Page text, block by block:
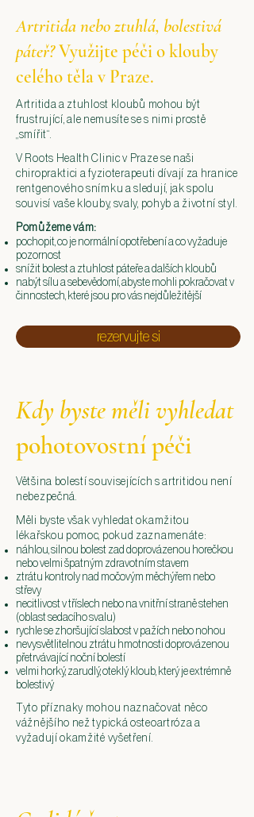
Artritida nebo ztuhlá, bolestivá
páteř?Využijte péči o klouby
celého těla v Praze.
Artritida a ztuhlost kloubů mohou být
frustrující, ale nemusíte se s nimi prostě
„smířit“.
V Roots Health Clinic v Praze se naši
chiropraktici a fyzioterapeuti dívají za hranice
rentgenového snímku a sledují, jak spolu
souvisí vaše klouby, svaly, pohyb a životní styl.
Pomůžeme vám:
pochopit, co je normální opotřebení a co vyžaduje
pozornost
snížit bolest a ztuhlost páteře a dalších kloubů
nabýt sílu a sebevědomí, abyste mohli pokračovat v
činnostech, které jsou pro vás nejdůležitější
rezervujte si
Kdy byste měli vyhledat
pohotovostní péči
Většina bolestí souvisejících s artritidou není
nebezpečná.
Měli byste však vyhledat okamžitou
lékařskou pomoc, pokud zaznamenáte:
náhlou, silnou bolest zad doprovázenou horečkou
nebo velmi špatným zdravotním stavem
ztrátu kontroly nad močovým měchýřem nebo
střevy
necitlivost v tříslech nebo na vnitřní straně stehen
(oblast sedacího svalu)
rychle se zhoršující slabost v pažích nebo nohou
nevysvětlitelnou ztrátu hmotnosti doprovázenou
přetrvávající noční bolestí
velmi horký, zarudlý, oteklý kloub, který je extrémně
bolestivý
Tyto příznaky mohou naznačovat něco
vážnějšího než typická osteoartróza a
vyžadují okamžité vyšetření.